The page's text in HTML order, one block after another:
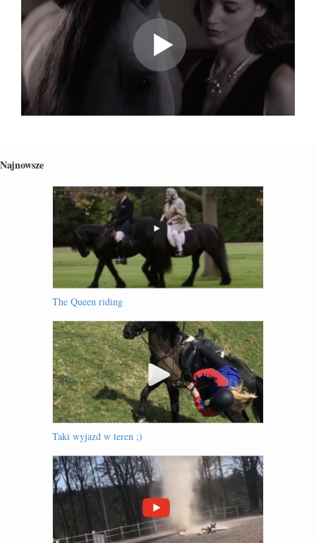
Najnowsze
The Queen riding
Taki wyjazd w teren ;)